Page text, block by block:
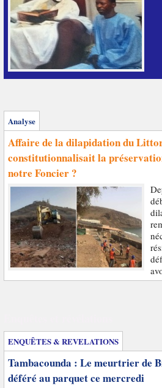
Analyse
Affaire de la dilapidation du
constitutionnalisait la
notre Foncier ?
ENQUÊTES & REVELATIONS
Tambacounda : Le meurtrier de
déféré au parquet ce mercredi